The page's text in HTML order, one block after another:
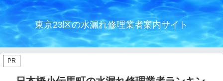
東京23区の水漏れ修理業者案内サイト
PR